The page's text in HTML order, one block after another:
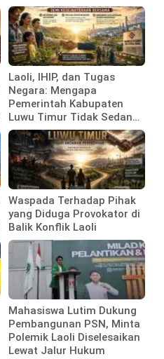
Polewali Mandar
Laoli, IHIP, dan Tugas
Negara: Mengapa
Pemerintah Kabupaten
Luwu Timur Tidak Sedang
Membela Investor
Waspada Terhadap Pihak
yang Diduga Provokator di
Balik Konflik Laoli
Mahasiswa Lutim Dukung
Pembangunan PSN, Minta
Polemik Laoli Diselesaikan
Lewat Jalur Hukum